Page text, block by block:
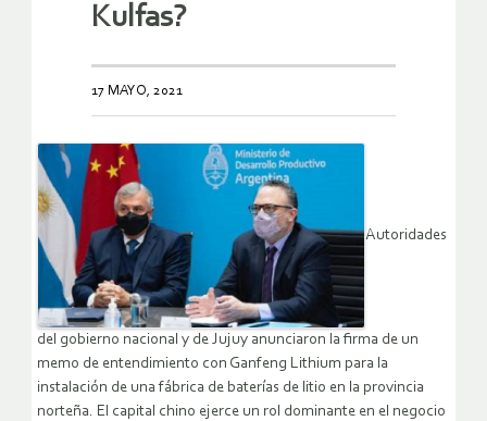
Kulfas?
17 MAYO, 2021
Autoridades
del gobierno nacional y de Jujuy anunciaron la firma de un
memo de entendimiento con Ganfeng Lithium para la
instalación de una fábrica de baterías de litio en la provincia
norteña. El capital chino ejerce un rol dominante en el negocio